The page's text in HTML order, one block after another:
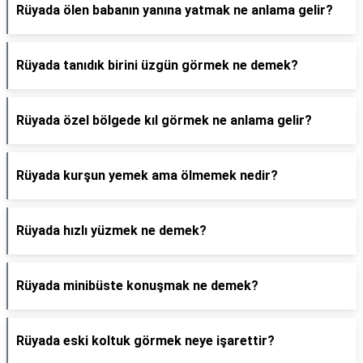
Rüyada ölen babanın yanına yatmak ne anlama gelir?
Rüyada tanıdık birini üzgün görmek ne demek?
Rüyada özel bölgede kıl görmek ne anlama gelir?
Rüyada kurşun yemek ama ölmemek nedir?
Rüyada hızlı yüzmek ne demek?
Rüyada minibüste konuşmak ne demek?
Rüyada eski koltuk görmek neye işarettir?